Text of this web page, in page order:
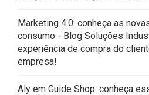
Marketing 4.0: conheça as
consumo - Blog Soluções
experiência de compra do
empresa!
Aly em Guide Shop: conheça